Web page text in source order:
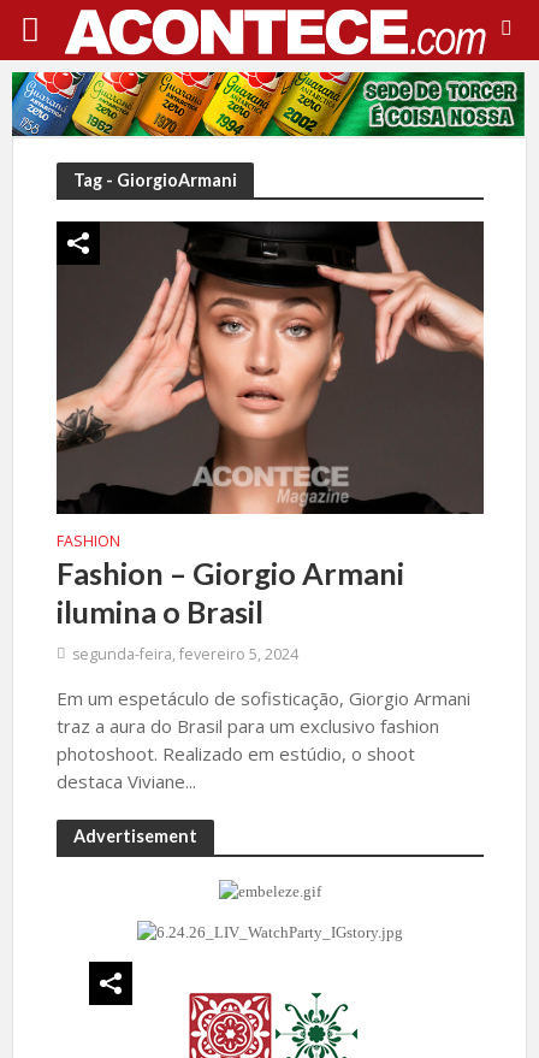
Tag - GiorgioArmani
FASHION
Fashion – Giorgio Armani
ilumina o Brasil
segunda-feira, fevereiro 5, 2024
Em um espetáculo de sofisticação, Giorgio Armani
traz a aura do Brasil para um exclusivo fashion
photoshoot. Realizado em estúdio, o shoot
destaca Viviane...
Advertisement